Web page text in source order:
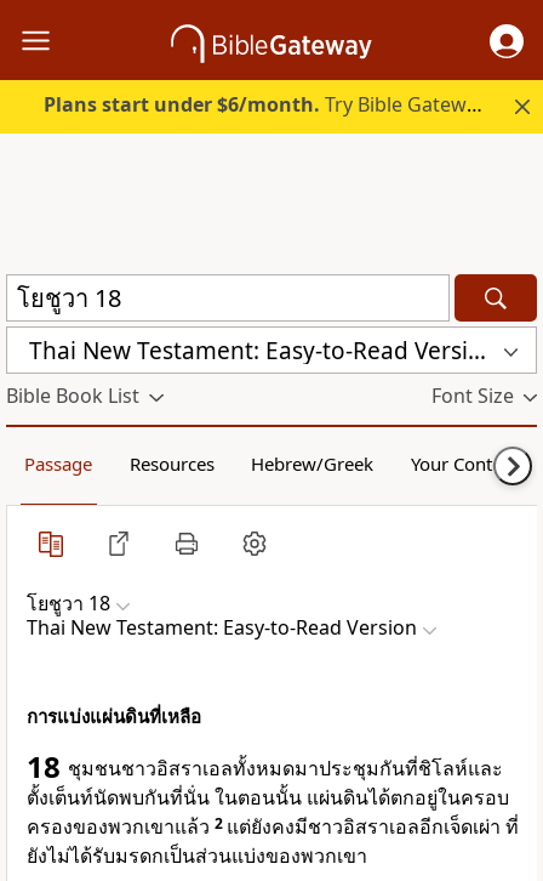
Plans start under $6/month. Try Bible Gateway Plus.
Thai New Testament: Easy-to-Read Version (ERV-TH)
Bible Book List Font Size
Passage Resources Hebrew/Greek Your Content
โยชูวา 18
Thai New Testament: Easy-to-Read Version
การแบ่งแผ่นดินที่เหลือ
18 ชุมชนชาวอิสราเอลทั้งหมดมาประชุมกันที่ชิโลห์และ
ตั้งเต็นท์นัดพบกันที่นั่น ในตอนนั้น แผ่นดินได้ตกอยู่ในครอบ
ครองของพวกเขาแล้ว 2 แต่ยังคงมีชาวอิสราเอลอีกเจ็ดเผ่า ที่
ยังไม่ได้รับมรดกเป็นส่วนแบ่งของพวกเขา